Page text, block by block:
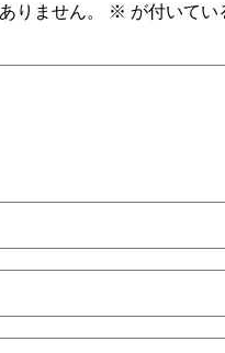
りません。 ※ が付いてい